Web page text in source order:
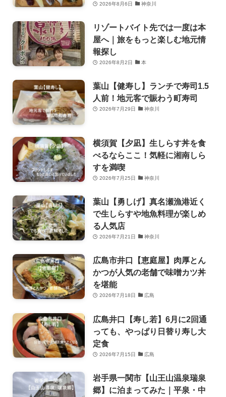
2026年8月6日 神奈川
リゾートバイト先では一度は本
屋へ｜旅をもっと楽しむ地元情
報探し
2026年8月2日 本
葉山【健寿し】ランチで寿司1.5
人前！地元客で賑わう町寿司
2026年7月29日 神奈川
横須賀【夕凪】生しらす丼を食
べるならここ！気軽に湘南しら
すを満喫
2026年7月25日 神奈川
葉山【勇しげ】真名瀬漁港近く
で生しらすや地魚料理が楽しめ
る人気店
2026年7月21日 神奈川
広島市井口【恵庭屋】肉厚とん
かつが人気の老舗で味噌カツ丼
を堪能
2026年7月18日 広島
広島井口【寿し若】6月に2回通
っても、やっぱり日替り寿し大
定食
2026年7月15日 広島
岩手県一関市【山王山温泉瑞泉
郷】に泊まってみた｜平泉・中